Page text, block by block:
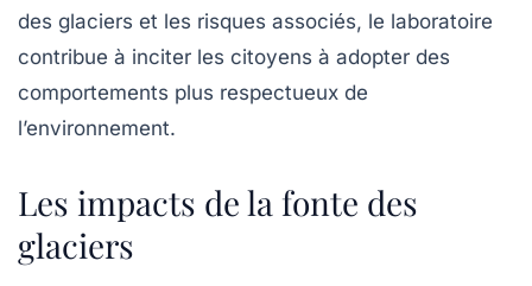
des glaciers et les risques associés, le laboratoire
contribue à inciter les citoyens à adopter des
comportements plus respectueux de
l’environnement.
Les impacts de la fonte des
glaciers